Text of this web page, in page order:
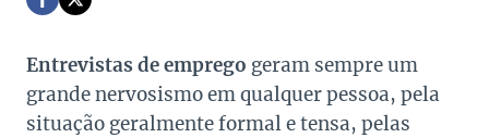
Entrevistas de emprego geram sempre um
grande nervosismo em qualquer pessoa, pela
situação geralmente formal e tensa, pelas